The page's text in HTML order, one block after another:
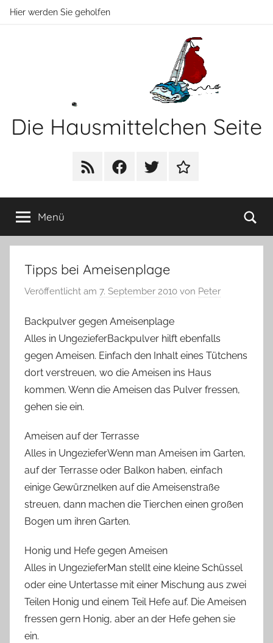
ZumHier werden Sie geholfen
Die Hausmittelchen Seite
RSS FacebookTwitter Newsletter
Menü
Tipps bei Ameisenplage
Veröffentlicht am 7. September 2010 von Peter
Backpulver gegen Ameisenplage
Alles in UngezieferBackpulver hilft ebenfalls
gegen Ameisen. Einfach den Inhalt eines Tütchens
dort verstreuen, wo die Ameisen ins Haus
kommen. Wenn die Ameisen das Pulver fressen,
gehen sie ein.
Ameisen auf der Terrasse
Alles in UngezieferWenn man Ameisen im Garten,
auf der Terrasse oder Balkon haben, einfach
einige Gewürznelken auf die Ameisenstraße
streuen, dann machen die Tierchen einen großen
Bogen um ihren Garten.
Honig und Hefe gegen Ameisen
Alles in UngezieferMan stellt eine kleine Schüssel
oder eine Untertasse mit einer Mischung aus zwei
Teilen Honig und einem Teil Hefe auf. Die Ameisen
fressen gern Honig, aber an der Hefe gehen sie
ein.